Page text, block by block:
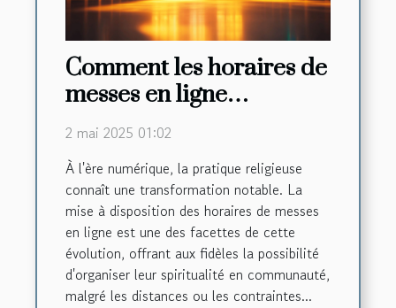
Comment les horaires de
messes en ligne
renforcent la foi
communautaire
2 mai 2025 01:02
À l'ère numérique, la pratique religieuse
connaît une transformation notable. La
mise à disposition des horaires de messes
en ligne est une des facettes de cette
évolution, offrant aux fidèles la possibilité
d'organiser leur spiritualité en communauté,
malgré les distances ou les contraintes...